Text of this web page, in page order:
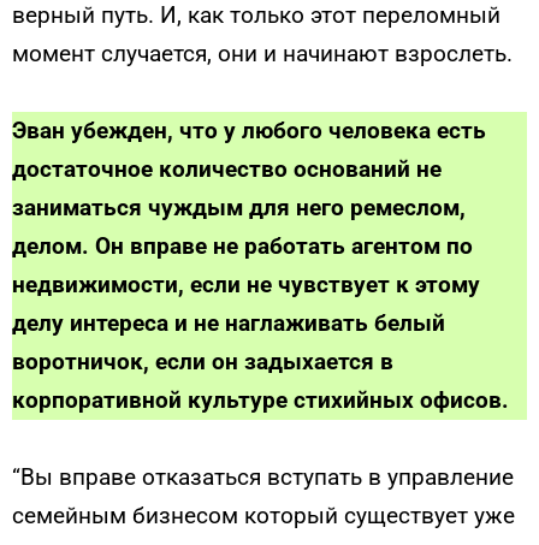
верный путь. И, как только этот переломный
момент случается, они и начинают взрослеть.
Эван убежден, что у любого человека есть
достаточное количество оснований не
заниматься чуждым для него ремеслом,
делом. Он вправе не работать агентом по
недвижимости, если не чувствует к этому
делу интереса и не наглаживать белый
воротничок, если он задыхается в
корпоративной культуре стихийных офисов.
“Вы вправе отказаться вступать в управление
семейным бизнесом который существует уже